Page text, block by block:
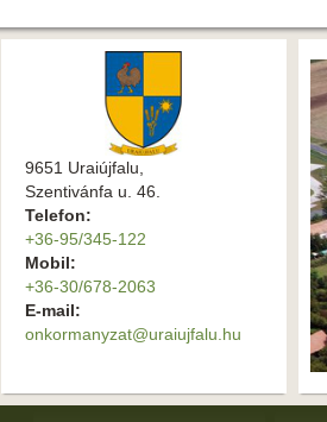
9651 Uraiújfalu,
Szentivánfa u. 46.
Telefon:
+36-95/345-122
Mobil:
+36-30/678-2063
E-mail:
onkormanyzat@uraiujfalu.hu